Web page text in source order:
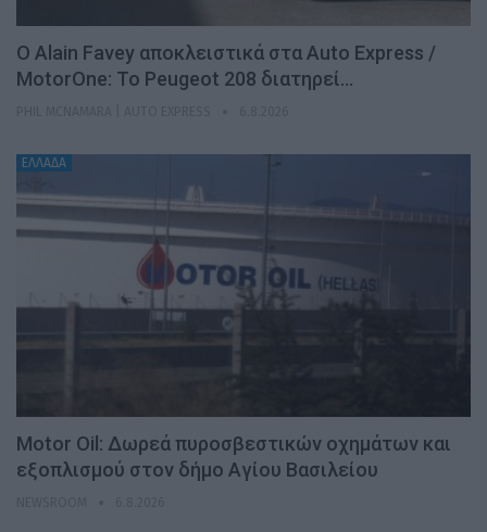
Ο Alain Favey αποκλειστικά στα Auto Express /
MotorOne: Το Peugeot 208 διατηρεί…
ΕΛΛΑΔΑ
Motor Oil: Δωρεά πυροσβεστικών οχημάτων και
εξοπλισμού στον δήμο Αγίου Βασιλείου